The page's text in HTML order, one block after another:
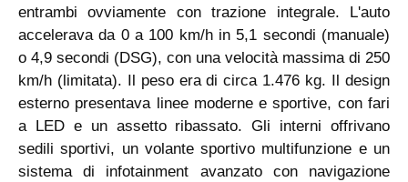
entrambi ovviamente con trazione integrale. L'auto
accelerava da 0 a 100 km/h in 5,1 secondi (manuale)
o 4,9 secondi (DSG), con una velocità massima di 250
km/h (limitata). Il peso era di circa 1.476 kg. Il design
esterno presentava linee moderne e sportive, con fari
a LED e un assetto ribassato. Gli interni offrivano
sedili sportivi, un volante sportivo multifunzione e un
sistema di infotainment avanzato con navigazione